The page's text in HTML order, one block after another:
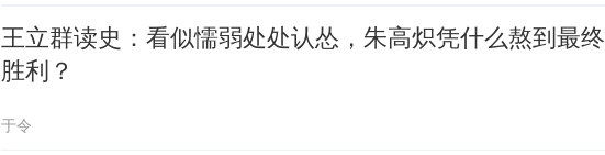
王立群读史：看似懦弱处处认怂，朱高炽凭什么熬到最终
胜利？
于令